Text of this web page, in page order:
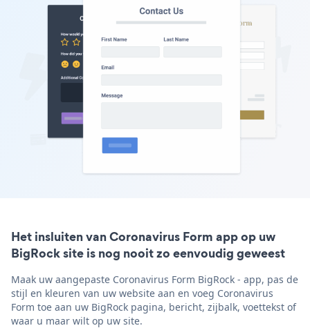
Het insluiten van Coronavirus Form app op uw
BigRock site is nog nooit zo eenvoudig geweest
Maak uw aangepaste Coronavirus Form BigRock - app, pas de
stijl en kleuren van uw website aan en voeg Coronavirus
Form toe aan uw BigRock pagina, bericht, zijbalk, voettekst of
waar u maar wilt op uw site.